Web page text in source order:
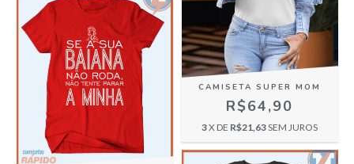
CAMISETA SUPER MOM
R$64,90
3X DE R$21,63SEM JUROS